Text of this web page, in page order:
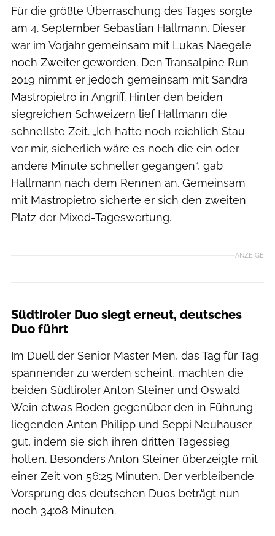
Für die größte Überraschung des Tages sorgte
am 4. September Sebastian Hallmann. Dieser
war im Vorjahr gemeinsam mit Lukas Naegele
noch Zweiter geworden. Den Transalpine Run
2019 nimmt er jedoch gemeinsam mit Sandra
Mastropietro in Angriff. Hinter den beiden
siegreichen Schweizern lief Hallmann die
schnellste Zeit. „Ich hatte noch reichlich Stau
vor mir, sicherlich wäre es noch die ein oder
andere Minute schneller gegangen“, gab
Hallmann nach dem Rennen an. Gemeinsam
mit Mastropietro sicherte er sich den zweiten
Platz der Mixed-Tageswertung.
ANZEIGE
Südtiroler Duo siegt erneut, deutsches
Duo führt
Im Duell der Senior Master Men, das Tag für Tag
spannender zu werden scheint, machten die
beiden Südtiroler Anton Steiner und Oswald
Wein etwas Boden gegenüber den in Führung
liegenden Anton Philipp und Seppi Neuhauser
gut, indem sie sich ihren dritten Tagessieg
holten. Besonders Anton Steiner überzeigte mit
einer Zeit von 56:25 Minuten. Der verbleibende
Vorsprung des deutschen Duos beträgt nun
noch 34:08 Minuten.